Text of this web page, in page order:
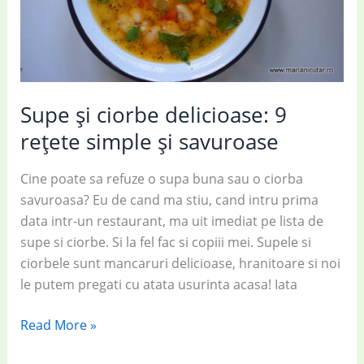
Supe și ciorbe delicioase: 9
rețete simple și savuroase
Cine poate sa refuze o supa buna sau o ciorba
savuroasa? Eu de cand ma stiu, cand intru prima
data intr-un restaurant, ma uit imediat pe lista de
supe si ciorbe. Si la fel fac si copiii mei. Supele si
ciorbele sunt mancaruri delicioase, hranitoare si noi
le putem pregati cu atata usurinta acasa! Iata
Supe
Read More »